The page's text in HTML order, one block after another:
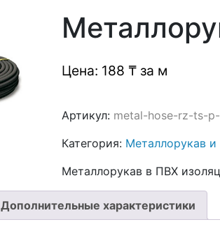
Цена: 188 ₸ за м
Артикул: metal-hose-rz-ts-
Категория: Металлорукав и
Металлорукав в ПВХ
Дополнительные характеристики